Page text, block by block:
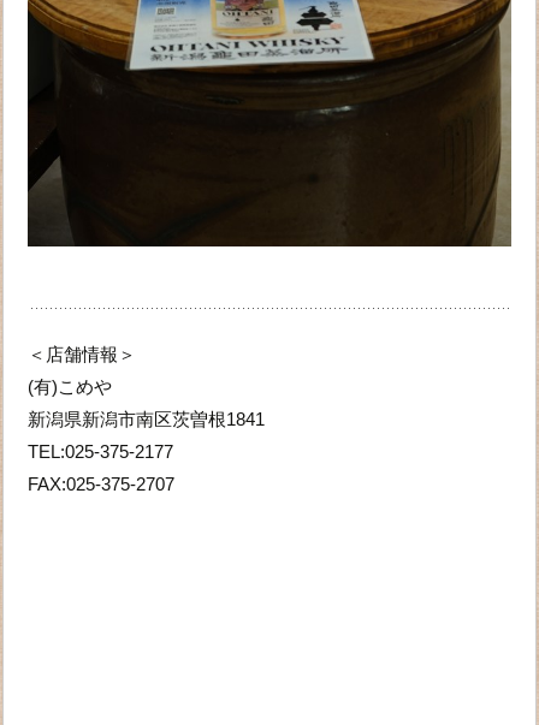
＜店舗情報＞
(有)こめや
新潟県新潟市南区茨曽根1841
TEL:025-375-2177
FAX:025-375-2707